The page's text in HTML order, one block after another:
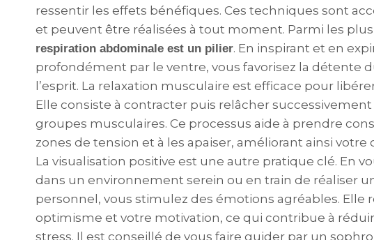
ressentir les effets bénéfiques. Ces techniques sont
et peuvent être réalisées à tout moment. Parmi les
respiration abdominale est un pilier. En inspirant et en
profondément par le ventre, vous favorisez la détente
l’esprit. La relaxation musculaire est efficace pour
Elle consiste à contracter puis relâcher
groupes musculaires. Ce processus aide à prendre
zones de tension et à les apaiser, améliorant ainsi votre
La visualisation positive est une autre pratique clé. En
dans un environnement serein ou en train de réaliser
personnel, vous stimulez des émotions agréables. Elle
optimisme et votre motivation, ce qui contribue à
stress. Il est conseillé de vous faire guider par un